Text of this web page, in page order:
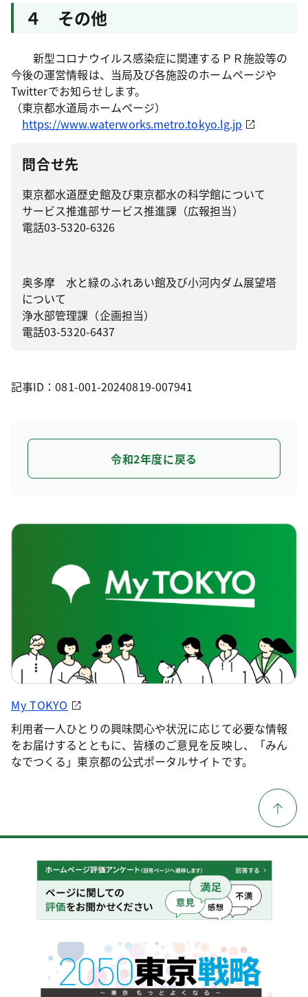
４ その他
新型コロナウイルス感染症に関連するＰＲ施設等の
今後の運営情報は、当局及び各施設のホームページや
Twitterでお知らせします。
（東京都水道局ホームページ）
https://www.waterworks.metro.tokyo.lg.jp
問合せ先
東京都水道歴史館及び東京都水の科学館について
サービス推進部サービス推進課（広報担当）
電話03-5320-6326
奥多摩 水と緑のふれあい館及び小河内ダム展望塔
について
浄水部管理課（企画担当）
電話03-5320-6437
記事ID：081-001-20240819-007941
令和2年度に戻る
My TOKYO
利用者一人ひとりの興味関心や状況に応じて必要な情報
をお届けするとともに、皆様のご意見を反映し、「みん
なでつくる」東京都の公式ポータルサイトです。